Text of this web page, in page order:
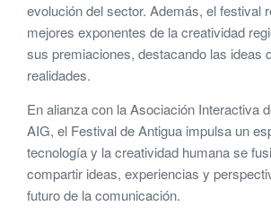
evolución del sector. Además, el festival
mejores exponentes de la creatividad
sus premiaciones, destacando las ideas
realidades.
En alianza con la Asociación Interactiva
AIG, el Festival de Antigua impulsa un
tecnología y la creatividad humana se
compartir ideas, experiencias y
futuro de la comunicación.